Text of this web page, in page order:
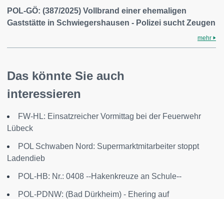
POL-GÖ: (387/2025) Vollbrand einer ehemaligen
Gaststätte in Schwiegershausen - Polizei sucht Zeugen
mehr
Das könnte Sie auch
interessieren
FW-HL: Einsatzreicher Vormittag bei der Feuerwehr
Lübeck
POL Schwaben Nord: Supermarktmitarbeiter stoppt
Ladendieb
POL-HB: Nr.: 0408 --Hakenkreuze an Schule--
POL-PDNW: (Bad Dürkheim) - Ehering auf